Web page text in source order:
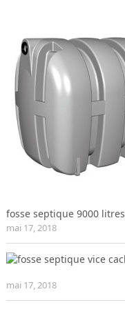
fosse septique 9000 litres
mai 17, 2018
mai 17, 2018